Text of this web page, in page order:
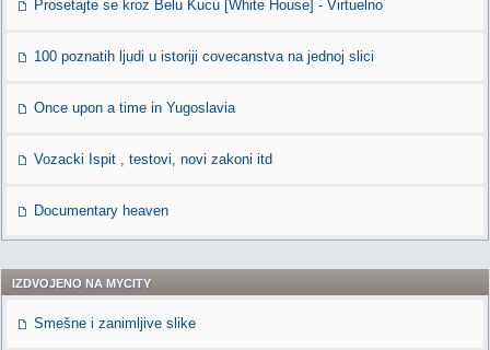
Prosetajte se kroz Belu Kucu [White House] - Virtuelno
100 poznatih ljudi u istoriji covecanstva na jednoj slici
Once upon a time in Yugoslavia
Vozacki Ispit , testovi, novi zakoni itd
Documentary heaven
IZDVOJENO NA MYCITY
Smešne i zanimljive slike